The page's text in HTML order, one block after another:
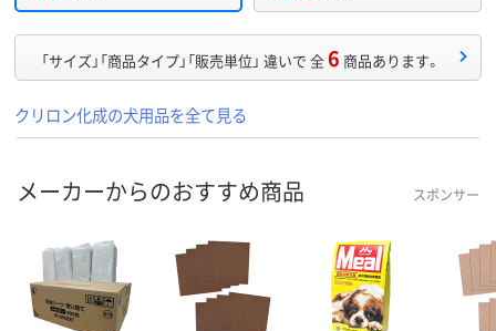
「サイズ」「商品タイプ」「販売単位」 違いで 全6 商品あります。
クリロン化成の犬用品を全て見る
メーカーからのおすすめ商品 スポンサー